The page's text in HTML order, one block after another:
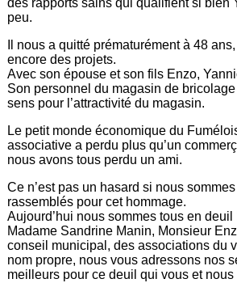
des rapports sains qui qualifient si bien
peu.
Il nous a quitté prématurément à 48
encore des projets.
Avec son épouse et son fils Enzo,
Son personnel du magasin de
sens pour l’attractivité du magasin.
Le petit monde économique du
associative a perdu plus qu’un
nous avons tous perdu un ami.
Ce n’est pas un hasard si nous
rassemblés pour cet hommage.
Aujourd’hui nous sommes tous en deuil
Madame Sandrine Manin, Monsieur
conseil municipal, des associations du
nom propre, nous vous adressons nos
meilleurs pour ce deuil qui vous et nous